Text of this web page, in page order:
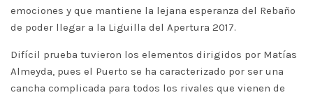
emociones y que mantiene la lejana esperanza del Rebaño
de poder llegar a la Liguilla del Apertura 2017.
Difícil prueba tuvieron los elementos dirigidos por Matías
Almeyda, pues el Puerto se ha caracterizado por ser una
cancha complicada para todos los rivales que vienen de